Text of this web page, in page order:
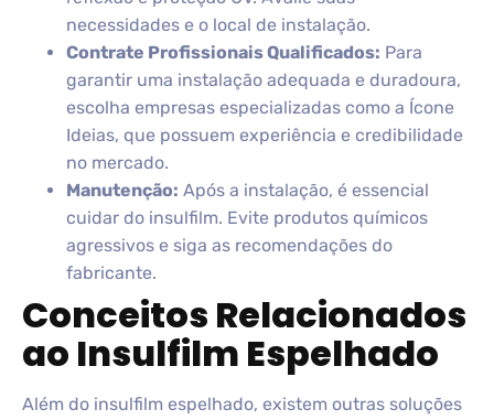
necessidades e o local de instalação.
Contrate Profissionais Qualificados: Para
garantir uma instalação adequada e duradoura,
escolha empresas especializadas como a Ícone
Ideias, que possuem experiência e credibilidade
no mercado.
Manutenção: Após a instalação, é essencial
cuidar do insulfilm. Evite produtos químicos
agressivos e siga as recomendações do
fabricante.
Conceitos Relacionados
ao Insulfilm Espelhado
Além do insulfilm espelhado, existem outras soluções